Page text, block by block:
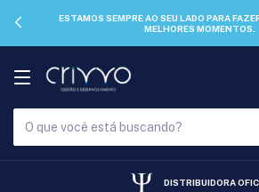
ESTAMOS SEMPRE AO SEU LADO PARA
MELHORES MOMENTOS.
DISTRIBUIDORA